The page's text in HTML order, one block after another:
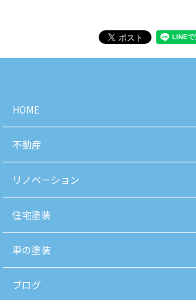
HOME
不動産
リノベーション
住宅塗装
車の塗装
ブログ